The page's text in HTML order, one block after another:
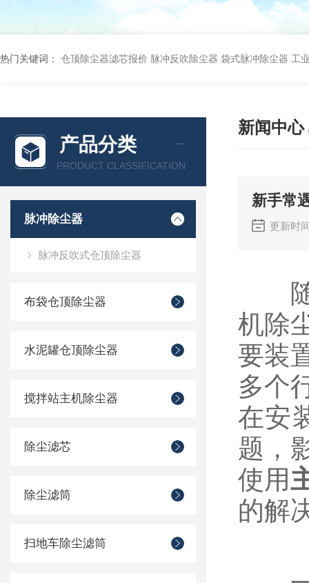
热门关键词： 仓顶除尘器滤芯报价 脉冲反吹除尘器 袋式脉冲除尘器 工
产品分类
PRODUCT CLASSIFICATION
脉冲除尘器
脉冲反吹式仓顶除尘器
布袋仓顶除尘器
水泥罐仓顶除尘器
搅拌站主机除尘器
除尘滤芯
除尘滤筒
扫地车除尘滤筒
新闻中心
新手常
更新时
随
机除
要装
多个
在安
题，
使用
的解